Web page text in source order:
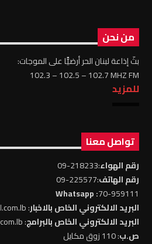
من نحن
بثّ إذاعة لبنان الحر أرضيًّا على الموجات:
102.3 – 102.5 – 102.7 MHZ FM
للمزيد
تواصل معنا
رقم الهواء:218233-09
رقم الهاتف:225577-09
70-959111
: Whatsapp
البريد الالكتروني الخاص بالاخبار: news@rll.com.lb
البريد الالكتروني الخاص بالبرامج: info@rll.com.lb
ص.ب: 110 زوق مكايل